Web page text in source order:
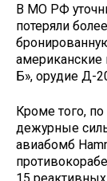
В МО РФ
потеряли
американские
Б», орудие Д-
Кроме того,
дежурные
авиабомб